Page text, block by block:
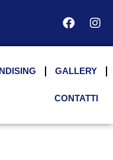
GALLERY
CONTATTI